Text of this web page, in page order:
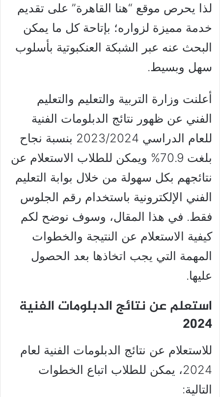
لذا يحرص موقع “هنا القاهرة” على تقديم
خدمة مميزة لزواره؛ بإتاحة كل ما يمكن
البحث عنه عبر الشبكة العنكبوتية بأسلوب
سهل وبسيط.
أعلنت وزارة التربية والتعليم والتعليم
الفني عن ظهور نتائج الدبلومات الفنية
للعام الدراسي 2023/2024 بنسبة نجاح
بلغت 70.9% ويمكن للطلاب الاستعلام عن
نتائجهم بكل سهولة من خلال بوابة التعليم
الفني الإلكترونية باستخدام رقم الجلوس
فقط. في هذا المقال، وسوف نوضح لكم
كيفية الاستعلام عن النتيجة والخطوات
المهمة التي يجب اتخاذها بعد الحصول
عليها.
استعلم عن نتائج الدبلومات الفنية
2024
للاستعلام عن نتائج الدبلومات الفنية لعام
2024، يمكن للطلاب اتباع الخطوات
التالية: